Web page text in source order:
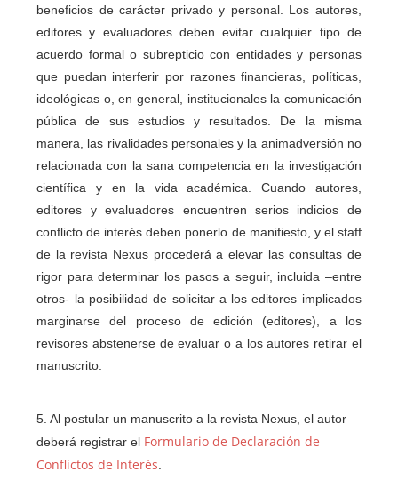
beneficios de carácter privado y personal. Los autores,
editores y evaluadores deben evitar cualquier tipo de
acuerdo formal o subrepticio con entidades y personas
que puedan interferir por razones financieras, políticas,
ideológicas o, en general, institucionales la comunicación
pública de sus estudios y resultados. De la misma
manera, las rivalidades personales y la animadversión no
relacionada con la sana competencia en la investigación
científica y en la vida académica. Cuando autores,
editores y evaluadores encuentren serios indicios de
conflicto de interés deben ponerlo de manifiesto, y el staff
de la revista Nexus procederá a elevar las consultas de
rigor para determinar los pasos a seguir, incluida –entre
otros- la posibilidad de solicitar a los editores implicados
marginarse del proceso de edición (editores), a los
revisores abstenerse de evaluar o a los autores retirar el
manuscrito.
5. Al postular un manuscrito a la revista Nexus, el autor
deberá registrar el Formulario de Declaración de
Conflictos de Interés